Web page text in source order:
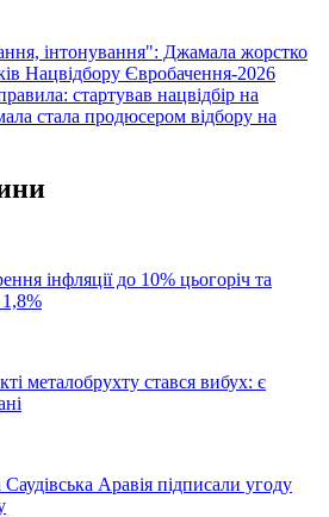
інтонування": Джамала жорстко
Нацвідбору Євробачення-2026
стартував нацвідбір на
стала продюсером відбору на
інфляції до 10% цьогоріч та
металобрухту стався вибух: є
Аравія підписали угоду